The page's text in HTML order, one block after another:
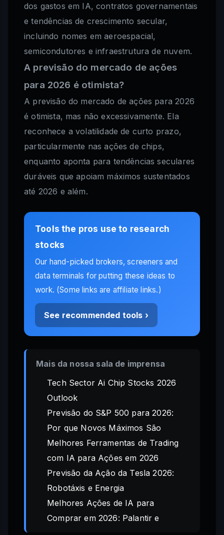
dos gastos em IA, contratos governamentais
e tendências de crescimento secular,
incluindo nomes em aeroespacial,
semicondutores e infraestrutura de nuvem.
A previsão do mercado de ações
para 2026 é otimista?
A previsão do mercado de ações para 2026
é otimista, mas não excessivamente. Ela
reconhece a volatilidade de curto prazo,
particularmente nas ações de chips,
enquanto aponta para tendências seculares
duráveis que apoiam máximos sustentados
até 2026 e além.
Tools the pros use to research
stocks
Our hand-picked brokers, screeners and
data terminals for putting these ideas to
work. (Some links are affiliate links.)
See recommended tools ›
Mais da nossa sala de imprensa
Tech Sector Ai Chip Stocks 2026
Outlook
Previsão do S&P 500 para 2026:
Por que Novos Máximos São
Melhores Ferramentas de Trading
com IA para Ações em 2026
Previsão da Ação da Tesla 2026:
Robotáxis e Energia
Melhores Ações de IA para
Comprar em 2026: Palantir e